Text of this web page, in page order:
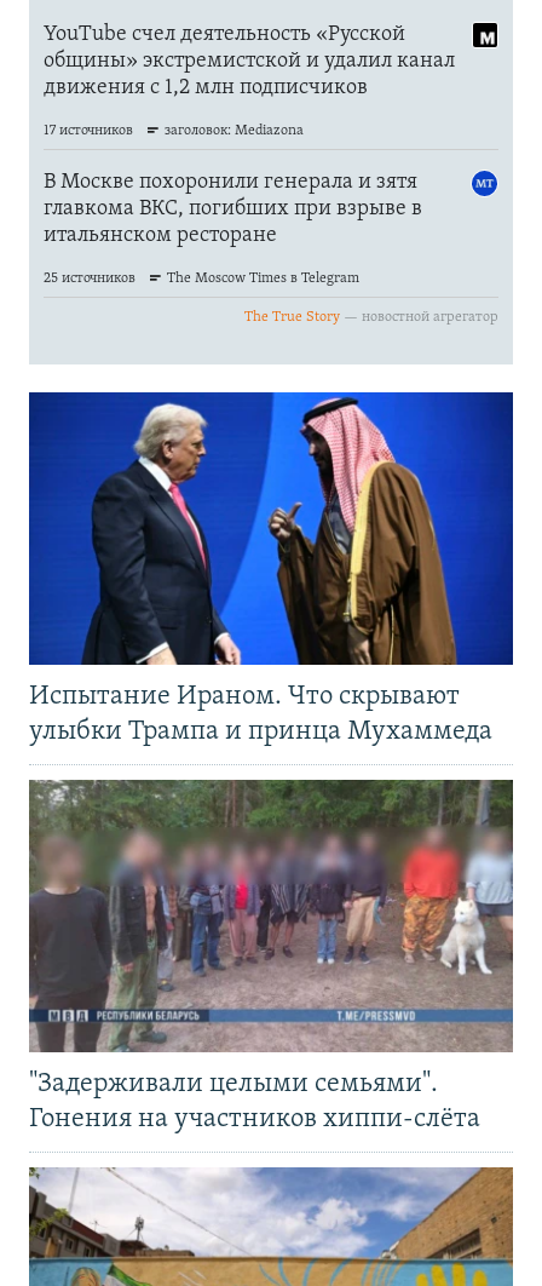
Испытание Ираном. Что скрывают
улыбки Трампа и принца Мухаммеда
"Задерживали целыми семьями".
Гонения на участников хиппи-слёта